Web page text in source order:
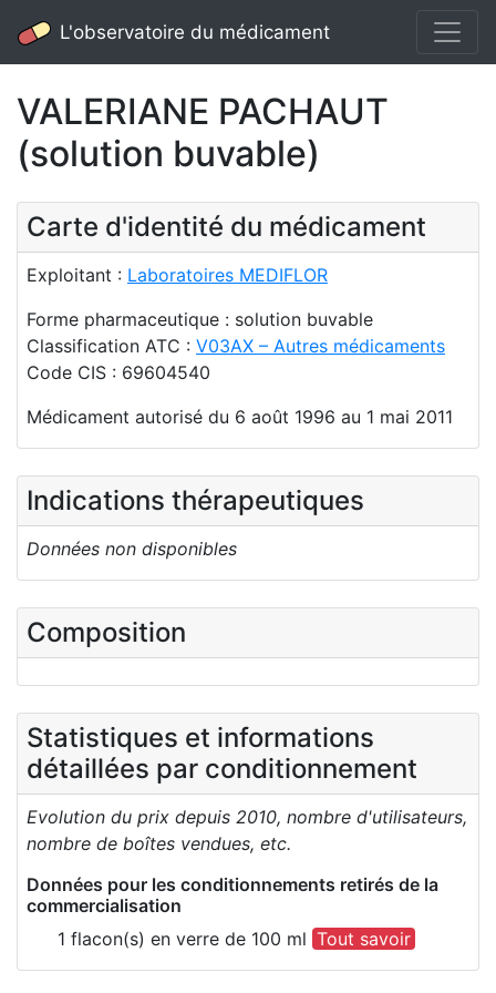
L'observatoire du médicament
VALERIANE PACHAUT
(solution buvable)
Carte d'identité du médicament
Exploitant : Laboratoires MEDIFLOR
Forme pharmaceutique : solution buvable
Classification ATC : V03AX – Autres médicaments
Code CIS : 69604540
Médicament autorisé du 6 août 1996 au 1 mai 2011
Indications thérapeutiques
Données non disponibles
Composition
Statistiques et informations
détaillées par conditionnement
Evolution du prix depuis 2010, nombre d'utilisateurs,
nombre de boîtes vendues, etc.
Données pour les conditionnements retirés de la
commercialisation
1 flacon(s) en verre de 100 ml Tout savoir